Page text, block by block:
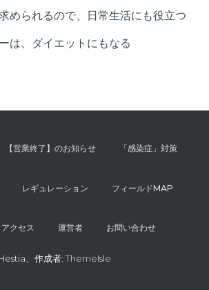
められるので、日常生活にも役立つ
は、ダイエットにもなる
【営業終了】のお知らせ 「感染症」対策
レギュレーション フィールドMAP
アクセス 運営者 お問い合わせ
、作成者: ThemeIsle